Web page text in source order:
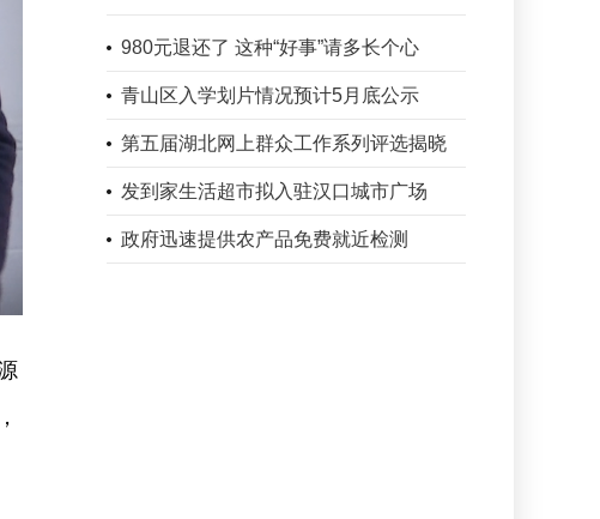
980元退还了 这种“好事”请多长个心
青山区入学划片情况预计5月底公示
第五届湖北网上群众工作系列评选揭晓
发到家生活超市拟入驻汉口城市广场
政府迅速提供农产品免费就近检测